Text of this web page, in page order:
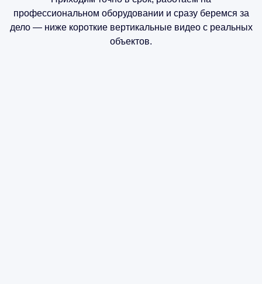
профессиональном оборудовании и сразу беремся за
дело — ниже короткие вертикальные видео с реальных
объектов.